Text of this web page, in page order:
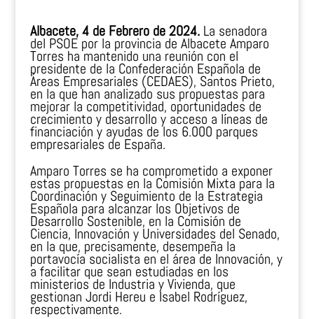
Albacete, 4 de Febrero de 2024. La senadora
del PSOE por la provincia de Albacete Amparo
Torres ha mantenido una reunión con el
presidente de la Confederación Española de
Áreas Empresariales (CEDAES), Santos Prieto,
en la que han analizado sus propuestas para
mejorar la competitividad, oportunidades de
crecimiento y desarrollo y acceso a líneas de
financiación y ayudas de los 6.000 parques
empresariales de España.
Amparo Torres se ha comprometido a exponer
estas propuestas en la Comisión Mixta para la
Coordinación y Seguimiento de la Estrategia
Española para alcanzar los Objetivos de
Desarrollo Sostenible, en la Comisión de
Ciencia, Innovación y Universidades del Senado,
en la que, precisamente, desempeña la
portavocía socialista en el área de Innovación, y
a facilitar que sean estudiadas en los
ministerios de Industria y Vivienda, que
gestionan Jordi Hereu e Isabel Rodríguez,
respectivamente.